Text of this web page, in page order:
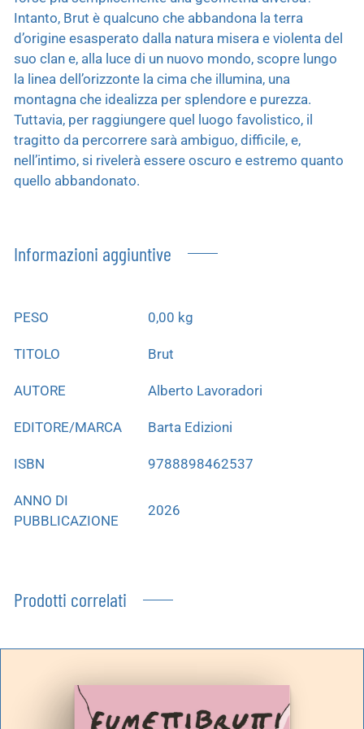
Intanto, Brut è qualcuno che abbandona la terra
d’origine esasperato dalla natura misera e violenta del
suo clan e, alla luce di un nuovo mondo, scopre lungo
la linea dell’orizzonte la cima che illumina, una
montagna che idealizza per splendore e purezza.
Tuttavia, per raggiungere quel luogo favolistico, il
tragitto da percorrere sarà ambiguo, difficile, e,
nell’intimo, si rivelerà essere oscuro e estremo quanto
quello abbandonato.
Informazioni aggiuntive
PESO 0,00 kg
TITOLO Brut
AUTORE Alberto Lavoradori
EDITORE/MARCA Barta Edizioni
ISBN 9788898462537
ANNO DI
PUBBLICAZIONE
2026
Prodotti correlati